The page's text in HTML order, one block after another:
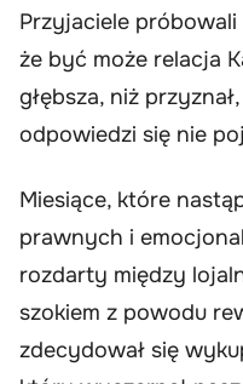
Przyjaciele
że być może relacja
głębsza, niż
odpowiedzi się nie
Miesiące, które
prawnych i
rozdarty między
szokiem z powodu
zdecydował się